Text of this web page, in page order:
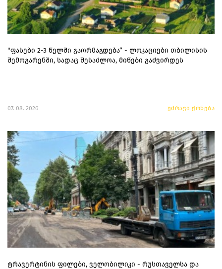
"ფასები 2-3 წელში გაორმაგდება“ - ლოკაციები თბილისის
შემოგარენში, სადაც შესაძლოა, მიწები გაძვირდეს
07. 08. 2026 უძრავი ქონება
ტრავერტინის ფილები, ველობილიკი - რუსთაველსა და